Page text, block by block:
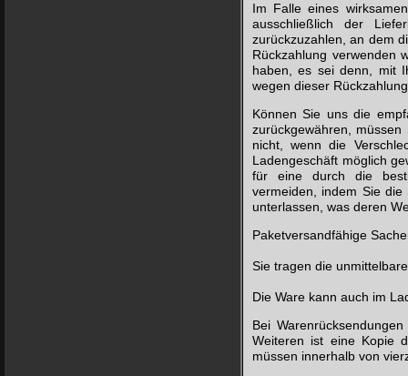
Im Falle eines
ausschließlich der
zurückzuzahlen, an dem
Rückzahlung verwenden
haben, es sei denn, mit
wegen dieser
Können Sie uns die
zurückgewähren,
nicht, wenn die
Ladengeschäft möglich
für eine durch die
vermeiden, indem Sie
unterlassen, was deren
Paketversandfähige
Sie tragen die
Die Ware kann auch im
Bei
Weiteren ist eine Kopie
müssen innerhalb von